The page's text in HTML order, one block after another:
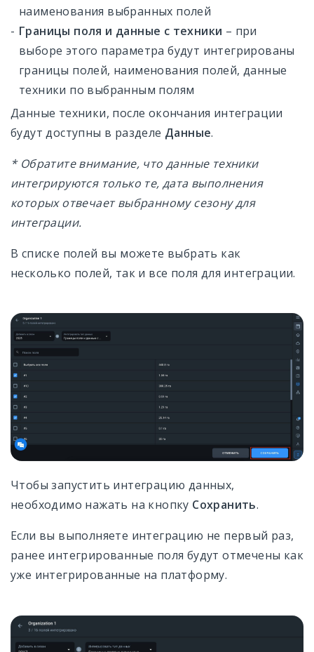
наименования выбранных полей
Границы поля и данные с техники – при
выборе этого параметра будут интегрированы
границы полей, наименования полей, данные
техники по выбранным полям
Данные техники, после окончания интеграции
будут доступны в разделе Данные.
* Обратите внимание, что данные техники
интегрируются только те, дата выполнения
которых отвечает выбранному сезону для
интеграции.
В списке полей вы можете выбрать как
несколько полей, так и все поля для интеграции.
Чтобы запустить интеграцию данных,
необходимо нажать на кнопку Сохранить.
Если вы выполняете интеграцию не первый раз,
ранее интегрированные поля будут отмечены как
уже интегрированные на платформу.